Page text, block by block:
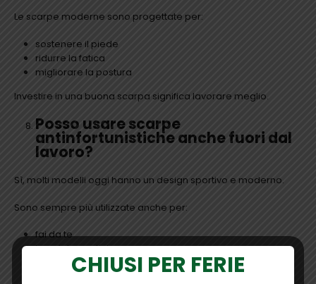
Le scarpe moderne sono progettate per:
sostenere il piede
ridurre la fatica
migliorare la postura
Investire in una buona scarpa significa lavorare meglio.
Posso usare scarpe
antinfortunistiche anche fuori dal
lavoro?
Sì, molti modelli oggi hanno un design sportivo e moderno.
Sono sempre più utilizzate anche per:
fai da te
lavori domestici
giardinaggioCHIUSI PER FERIE